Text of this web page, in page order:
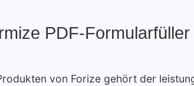
PDF-Formularfüller
von Forize gehört der